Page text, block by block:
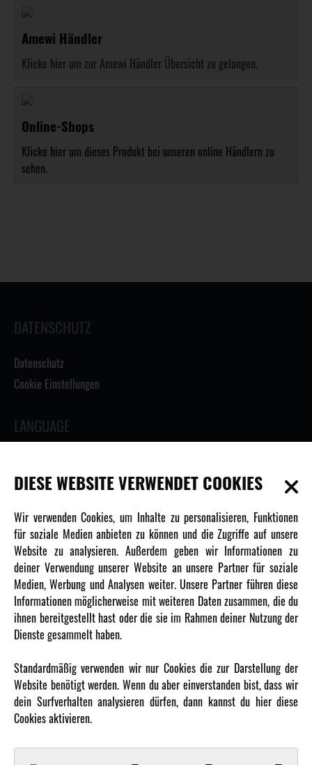
Amewi Händler
Klicke hier um zur Amewi Händler Übersicht zu gelangen.
Online-Shops
Klicke hier um dieses Produkt bei unseren online Händlern zu
sehen.
DATENSCHUTZ
Datenschutz
Cookie Einstellungen
LANGUAGE
INFORMATIONEN
Newsletter
Über uns
Karriere
Amewi Kataloge
AMXRacing - Qualitäts RC-Zubehör
Amewi Construction - Nutzfahrzeuge
DIESE WEBSITE VERWENDET COOKIES
Wir verwenden Cookies, um Inhalte zu personalisieren, Funktionen
für soziale Medien anbieten zu können und die Zugriffe auf unsere
Website zu analysieren. Außerdem geben wir Informationen zu
deiner Verwendung unserer Website an unsere Partner für soziale
Medien, Werbung und Analysen weiter. Unsere Partner führen diese
Informationen möglicherweise mit weiteren Daten zusammen, die du
ihnen bereitgestellt hast oder die sie im Rahmen deiner Nutzung der
Dienste gesammelt haben.
Standardmäßig verwenden wir nur Cookies die zur Darstellung der
Website benötigt werden. Wenn du aber einverstanden bist, dass wir
dein Surfverhalten analysieren dürfen, dann kannst du hier diese
Cookies aktivieren.